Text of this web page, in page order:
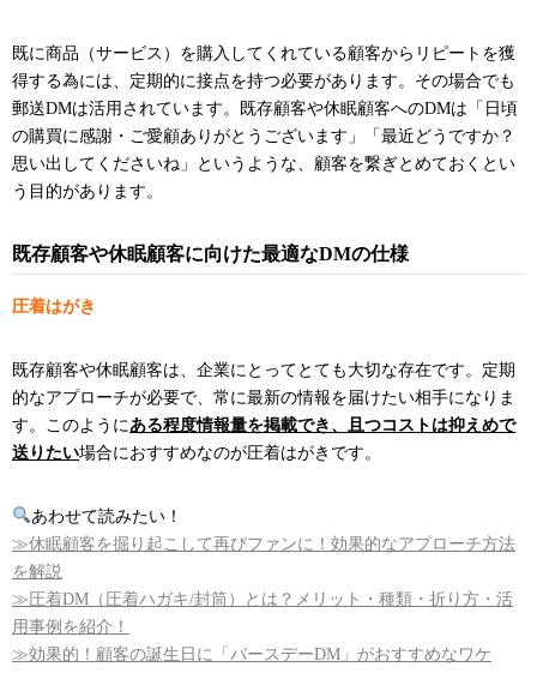
既に商品（サービス）を購入してくれている顧客からリピートを獲
得する為には、定期的に接点を持つ必要があります。その場合でも
郵送DMは活用されています。既存顧客や休眠顧客へのDMは「日頃
の購買に感謝・ご愛顧ありがとうございます」「最近どうですか？
思い出してくださいね」というような、顧客を繋ぎとめておくとい
う目的があります。
既存顧客や休眠顧客に向けた最適なDMの仕様
圧着はがき
既存顧客や休眠顧客は、企業にとってとても大切な存在です。定期
的なアプローチが必要で、常に最新の情報を届けたい相手になりま
す。このように ある程度情報量を掲載でき、且つコストは抑えめで
送りたい場合におすすめなのが圧着はがきです。
あわせて読みたい！
≫休眠顧客を掘り起こして再びファンに！効果的なアプローチ方法
を解説
≫圧着DM（圧着ハガキ/封筒）とは？メリット・種類・折り方・活
用事例を紹介！
≫効果的！顧客の誕生日に「バースデーDM」がおすすめなワケ